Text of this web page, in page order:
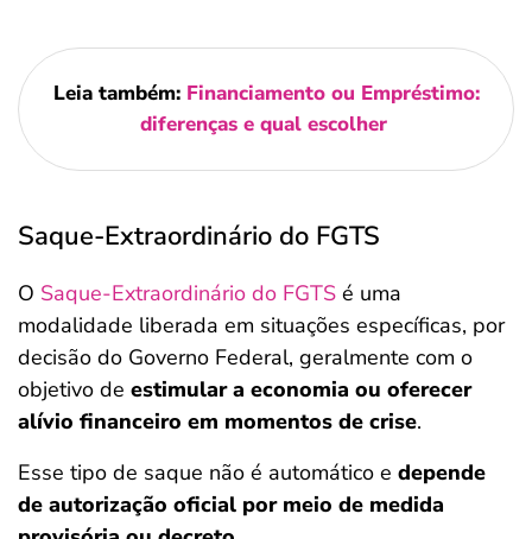
Leia também: Financiamento ou Empréstimo:
diferenças e qual escolher
Saque-Extraordinário do FGTS
O Saque-Extraordinário do FGTS é uma
modalidade liberada em situações específicas, por
decisão do Governo Federal, geralmente com o
objetivo de estimular a economia ou oferecer
alívio financeiro em momentos de crise.
Esse tipo de saque não é automático e depende
de autorização oficial por meio de medida